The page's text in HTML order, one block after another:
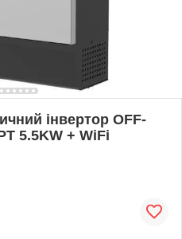
інвертор OFF-
5.5KW + WiFi